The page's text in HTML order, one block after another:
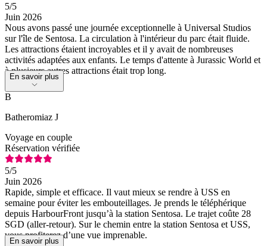
5/5
Juin 2026
Nous avons passé une journée exceptionnelle à Universal Studios
sur l'île de Sentosa. La circulation à l'intérieur du parc était fluide.
Les attractions étaient incroyables et il y avait de nombreuses
activités adaptées aux enfants. Le temps d'attente à Jurassic World et
à plusieurs autres attractions était trop long.
En savoir plus
B
Batheromiaz J
Voyage en couple
Réservation vérifiée
5/5
Juin 2026
Rapide, simple et efficace. Il vaut mieux se rendre à USS en
semaine pour éviter les embouteillages. Je prends le téléphérique
depuis HarbourFront jusqu’à la station Sentosa. Le trajet coûte 28
SGD (aller-retour). Sur le chemin entre la station Sentosa et USS,
vous profiterez d’une vue imprenable.
En savoir plus